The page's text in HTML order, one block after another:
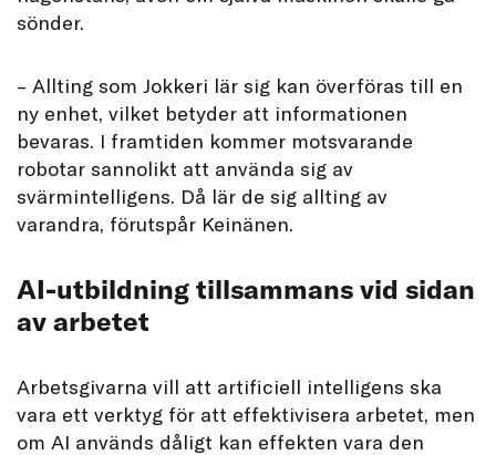
sönder.
– Allting som Jokkeri lär sig kan överföras till en
ny enhet, vilket betyder att informationen
bevaras. I framtiden kommer motsvarande
robotar sannolikt att använda sig av
svärmintelligens. Då lär de sig allting av
varandra, förutspår Keinänen.
AI-utbildning tillsammans vid sidan
av arbetet
Arbetsgivarna vill att artificiell intelligens ska
vara ett verktyg för att effektivisera arbetet, men
om AI används dåligt kan effekten vara den